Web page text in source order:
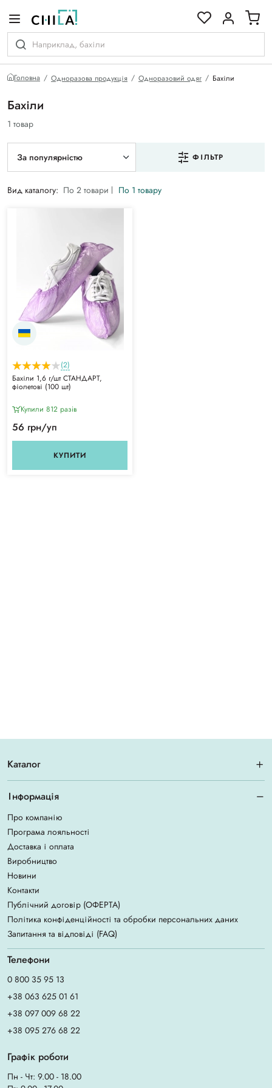
Головна Одноразова продукція Одноразовий одяг Бахіли
Бахіли
1 товар
За популярністю ФІЛЬТР
Вид каталогу: По 2 товари По 1 товару
(2)
Бахіли 1,6 г/шт СТАНДАРТ,
фіолетові (100 шт)
Купили 812 разiв
56 грн/уп
КУПИТИ
гамі
Каталог
Інформація
Про компанію
Програма лояльності
Доставка і оплата
Виробництво
Новини
Контакти
Публічний договір (ОФЕРТА)
Політика конфіденційності та обробки персональних даних
Запитання та відповіді (FAQ)
Телефони
0 800 35 95 13
+38 063 625 01 61
+38 097 009 68 22
+38 095 276 68 22
Графік роботи
Пн - Чт: 9.00 - 18.00